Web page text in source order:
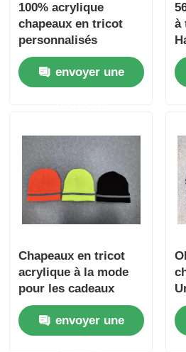
100% acrylique
chapeaux en tricot
personnalisés
chapeaux en tricot en
blanc couleur solide
chapeau chaud
envoyer une
à
Chapeaux en tricot
acrylique à la mode
pour les cadeaux
promotionnels
envoyer une